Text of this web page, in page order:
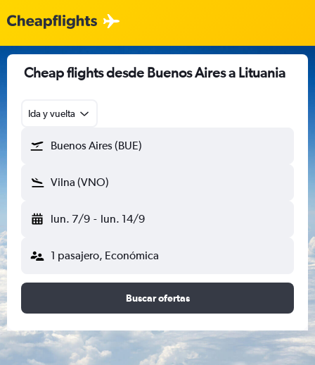
Cheap flights desde Buenos Aires a Lituania
Ida y vuelta
Buenos Aires (BUE)
Vilna (VNO)
lun. 7/9 - lun. 14/9
1 pasajero, Económica
Buscar ofertas